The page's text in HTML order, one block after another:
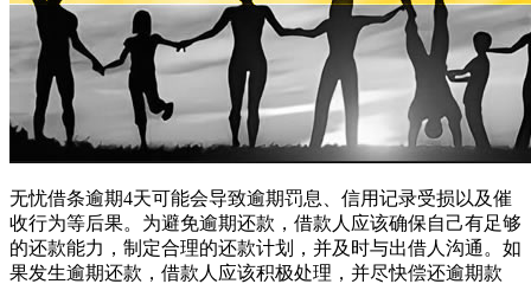
无忧借条逾期4天可能会导致逾期罚息、信用记录受损以及催
收行为等后果。为避免逾期还款，借款人应该确保自己有足够
的还款能力，制定合理的还款计划，并及时与出借人沟通。如
果发生逾期还款，借款人应该积极处理，并尽快偿还逾期款